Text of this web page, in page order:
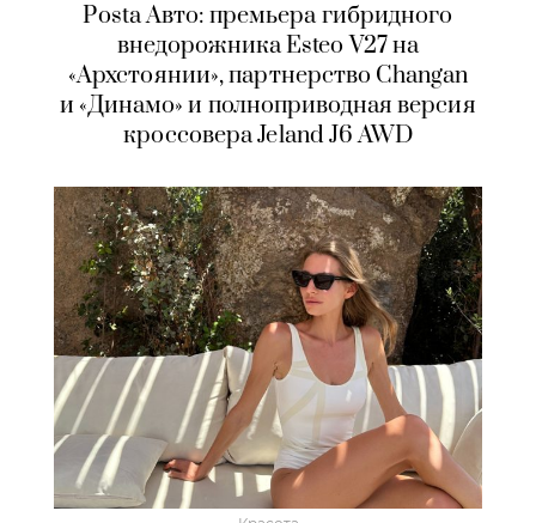
Posta Авто: премьера гибридного
внедорожника Esteo V27 на
«Архстоянии», партнерство Changan
и «Динамо» и полноприводная версия
кроссовера Jeland J6 AWD